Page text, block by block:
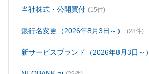
当社株式・公開買付 (15件)
銀行名変更（2026年8月3日～） (28件)
新サービスブランド（2026年8月3日～）